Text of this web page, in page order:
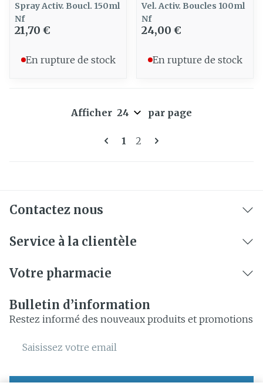
Spray Activ. Boucl. 150ml
Nf
21,70 €
En rupture de stock
Vel. Activ. Boucles 100ml
Nf
24,00 €
En rupture de stock
Pages
Vous lisez actuellement la
1 Page
2
Afficher par page
Contactez nous
Service à la clientèle
Votre pharmacie
Bulletin d’information
Restez informé des nouveaux produits et promotions
Adresse mail